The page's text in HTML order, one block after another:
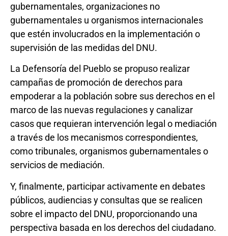
gubernamentales, organizaciones no
gubernamentales u organismos internacionales
que estén involucrados en la implementación o
supervisión de las medidas del DNU.
La Defensoría del Pueblo se propuso realizar
campañas de promoción de derechos para
empoderar a la población sobre sus derechos en el
marco de las nuevas regulaciones y canalizar
casos que requieran intervención legal o mediación
a través de los mecanismos correspondientes,
como tribunales, organismos gubernamentales o
servicios de mediación.
Y, finalmente, participar activamente en debates
públicos, audiencias y consultas que se realicen
sobre el impacto del DNU, proporcionando una
perspectiva basada en los derechos del ciudadano.